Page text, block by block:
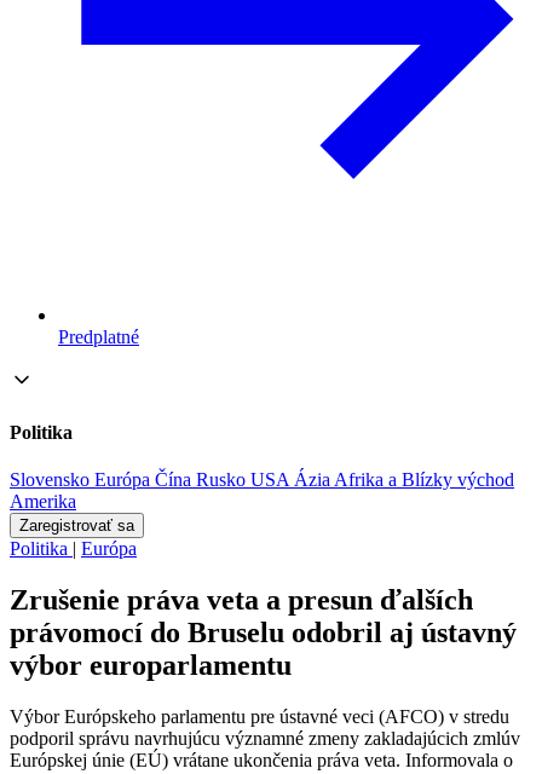
Predplatné
Politika
Slovensko Európa Čína Rusko USA ÁziaAfrika a Blízky východ
Amerika
Zaregistrovať sa
Politika | Európa
Zrušenie práva veta a presun ďalších
právomocí do Bruselu odobril aj ústavný
výbor europarlamentu
Výbor Európskeho parlamentu pre ústavné veci (AFCO) v stredu
podporil správu navrhujúcu významné zmeny zakladajúcich zmlúv
Európskej únie (EÚ) vrátane ukončenia práva veta. Informovala o